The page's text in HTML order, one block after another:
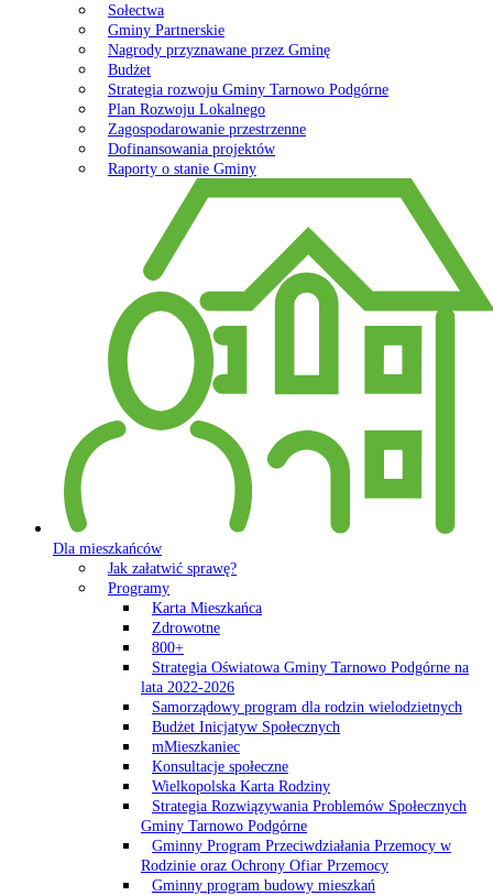
Sołectwa
Gminy Partnerskie
Nagrody przyznawane przez Gminę
Budżet
Strategia rozwoju Gminy Tarnowo Podgórne
Plan Rozwoju Lokalnego
Zagospodarowanie przestrzenne
Dofinansowania projektów
Raporty o stanie Gminy
Dla mieszkańców
Jak załatwić sprawę?
Programy
Karta Mieszkańca
Zdrowotne
800+
Strategia Oświatowa Gminy Tarnowo Podgórne na
lata 2022-2026
Samorządowy program dla rodzin wielodzietnych
Budżet Inicjatyw Społecznych
mMieszkaniec
Konsultacje społeczne
Wielkopolska Karta Rodziny
Strategia Rozwiązywania Problemów Społecznych
Gminy Tarnowo Podgórne
Gminny Program Przeciwdziałania Przemocy w
Rodzinie oraz Ochrony Ofiar Przemocy
Gminny program budowy mieszkań